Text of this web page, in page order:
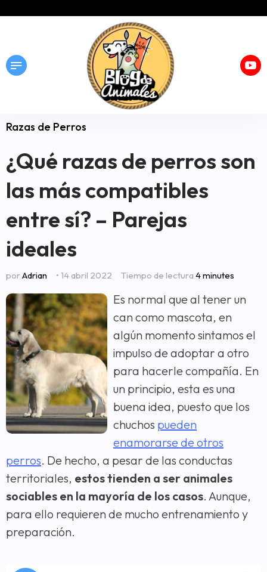
Razas de Perros
¿Qué razas de perros son
las más compatibles
entre sí? – Parejas
ideales
porAdrian • 14 abril 2022 Tiempo de lectura 4 minutes
Es normal que al tener un
can como mascota, en
algún momento sintamos el
impulso de adoptar a otro
para hacerle compañía. En
un principio, esta es una
buena idea, puesto que los
chuchos pueden
enamorarse de otros
perros. De hecho, a pesar de las conductas
territoriales, estos tienden a ser animales
sociables en la mayoría de los casos. Aunque,
para ello requieren de mucho entrenamiento y
preparación.